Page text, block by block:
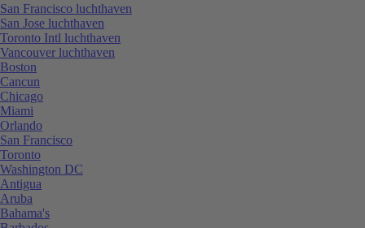
San Francisco luchthaven
San Jose luchthaven
Toronto Intl luchthaven
Vancouver luchthaven
Boston
Cancun
Chicago
Miami
Orlando
San Francisco
Toronto
Washington DC
Antigua
Aruba
Bahama's